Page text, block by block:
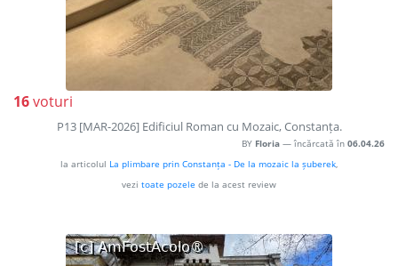
16voturi
P13 [MAR-2026] Edificiul Roman cu Mozaic, Constanța.
BY Floria — încărcată în 06.04.26
la articolul La plimbare prin Constanța - De la mozaic la șuberek,
vezi toate pozele de la acest review